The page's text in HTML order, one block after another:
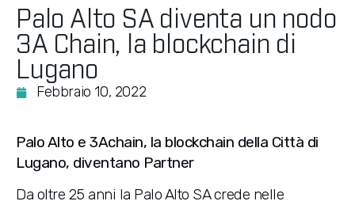
Palo Alto SA diventa un nodo
3A Chain, la blockchain di
Lugano
Febbraio 10, 2022
Palo Alto e 3Achain, la blockchain della Città di
Lugano, diventano Partner
Da oltre 25 anni la Palo Alto SA crede nelle